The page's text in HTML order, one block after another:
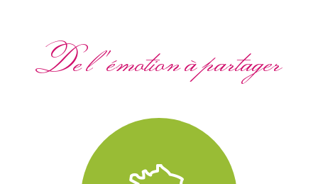
De l'émotion à partager